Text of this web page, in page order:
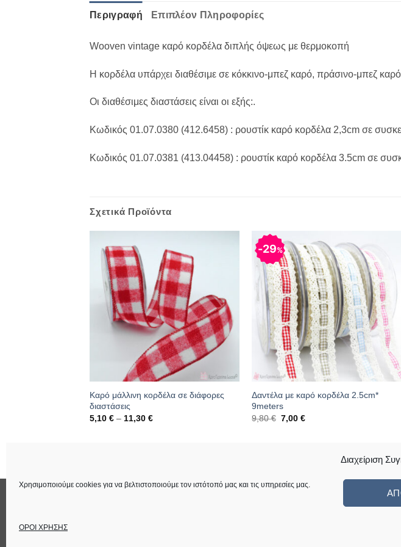
Διαχείριση
Χρησιμοποιούμε cookies για να βελτιστοποιούμε τον ιστότοπό μας και τις υπηρεσίες μας.
ΟΡΟΙ ΧΡΗΣΗΣ
Περιγραφή Επιπλέον Πληροφορίες
Wooven vintage καρό κορδέλα διπλής όψεως με θερμοκοπή
Η κορδέλα υπάρχει διαθέσιμε σε κόκκινο-μπεζ καρό, πράσινο-μπεζ
Οι διαθέσιμες διαστάσεις είναι οι εξής:.
Κωδικός 01.07.0380 (412.6458) : ρουστίκ καρό κορδέλα 2,3cm σε
Κωδικός 01.07.0381 (413.04458) : ρουστίκ καρό κορδέλα 3.5cm σε
Σχετικά Προϊόντα
Καρό μάλλινη κορδέλα σε διάφορες
διαστάσεις
5,10 € – 11,30 €Price
29%
Δαντέλα με καρό κορδέλα 2.5cm*
9meters
9,80€ Original
7,00€Η